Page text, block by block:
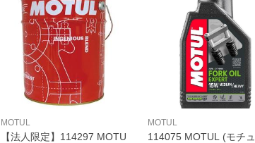
MOTUL
【法人限定】114297 MOTU
MOTUL
114075 MOTUL (モチ